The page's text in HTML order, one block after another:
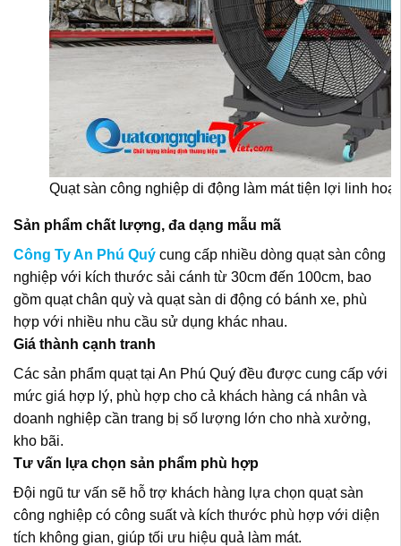
Quạt sàn công nghiệp di động làm mát tiện lợi linh
Sản phẩm chất lượng, đa dạng mẫu mã
Công Ty An Phú Quý cung cấp nhiều dòng quạt sàn công
nghiệp với kích thước sải cánh từ 30cm đến 100cm, bao
gồm quạt chân quỳ và quạt sàn di động có bánh xe, phù
hợp với nhiều nhu cầu sử dụng khác nhau.
Giá thành cạnh tranh
Các sản phẩm quạt tại An Phú Quý đều được cung cấp với
mức giá hợp lý, phù hợp cho cả khách hàng cá nhân và
doanh nghiệp cần trang bị số lượng lớn cho nhà xưởng,
kho bãi.
Tư vấn lựa chọn sản phẩm phù hợp
Đội ngũ tư vấn sẽ hỗ trợ khách hàng lựa chọn quạt sàn
công nghiệp có công suất và kích thước phù hợp với diện
tích không gian, giúp tối ưu hiệu quả làm mát.